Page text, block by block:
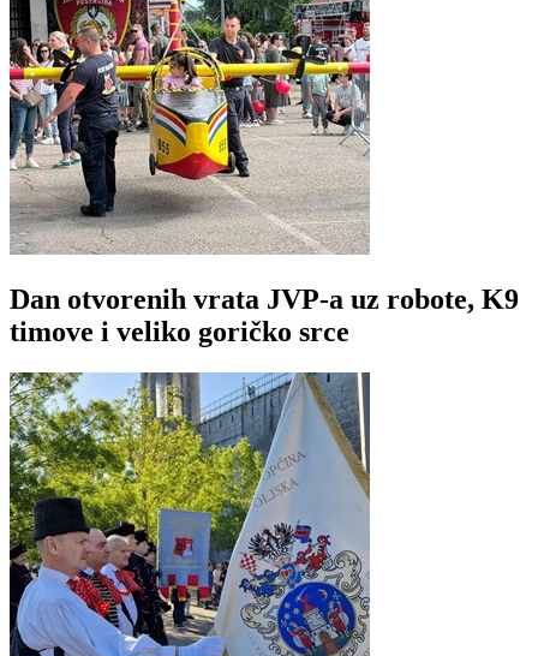
Dan otvorenih vrata JVP-a uz robote, K9
timove i veliko goričko srce